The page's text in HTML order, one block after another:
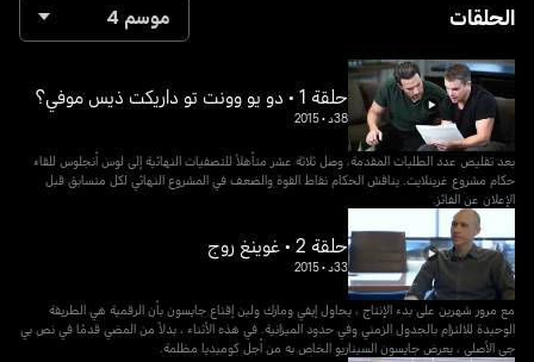
الحلقات موسم 4
حلقة 1 • دو يو وونت تو داريكت ذيس موفي؟
38د •
2015
بعد تقليص عدد الطلبات المقدمة، وصل ثلاثة عشر متأهلاً للتصفيات النهائية إلى لوس أنجلوس للقاء
حكام مشروع غرينلايت. يناقش الحكام نقاط القوة والضعف في المشروع النهائي لكل متسابق قبل
الإعلان عن الفائز.
حلقة 2 • غوينغ روج
33د •
2015
مع مرور شهرين على بدء الإنتاج ، يحاول إيفي ومارك ولين إقناع جايسون بأن الرقمية هي الطريقة
الوحيدة للالتزام بالجدول الزمني وفي حدود الميزانية. في هذه الأثناء ، بدلاً من المضي قدمًا في نص بي
جي الأصلي ، يعرض جايسون السيناريو الخاص به من أجل كوميديا ​​مظلمة.